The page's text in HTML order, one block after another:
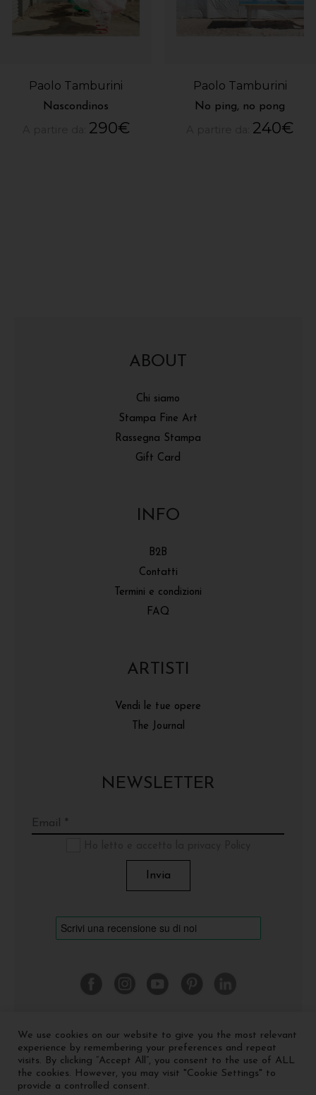
Paolo Tamburini
Nascondinos
290€
Paolo Tamburini
No ping, no pong
240€
ABOUT
Chi siamo
Stampa Fine Art
Rassegna Stampa
Gift Card
INFO
B2B
Contatti
Termini e condizioni
FAQ
ARTISTI
Vendi le tue opere
The Journal
NEWSLETTER
© 2026 Cinquerosso Arte S.r.l. a socio unico - p.Iva
04035591207 -Privacy policy-Cookie policy
We use cookies on our website to give you the most relevant
experience by remembering your preferences and repeat
visits. By clicking “Accept All”, you consent to the use of ALL
the cookies. However, you may visit "Cookie Settings" to
provide a controlled consent.